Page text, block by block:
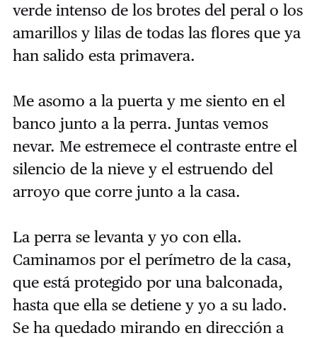
verde intenso de los brotes del peral o los
amarillos y lilas de todas las flores que ya
han salido esta primavera.
Me asomo a la puerta y me siento en el
banco junto a la perra. Juntas vemos
nevar. Me estremece el contraste entre el
silencio de la nieve y el estruendo del
arroyo que corre junto a la casa.
La perra se levanta y yo con ella.
Caminamos por el perímetro de la casa,
que está protegido por una balconada,
hasta que ella se detiene y yo a su lado.
Se ha quedado mirando en dirección a